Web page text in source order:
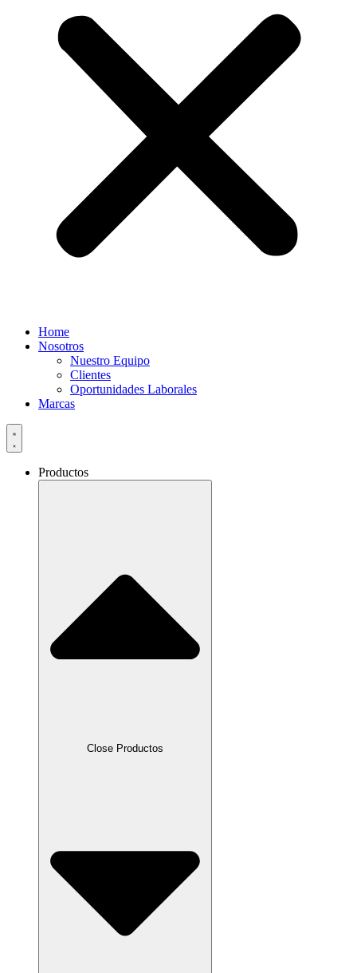
Home
Nosotros
Nuestro Equipo
Clientes
Oportunidades Laborales
Marcas
Productos
Close Productos